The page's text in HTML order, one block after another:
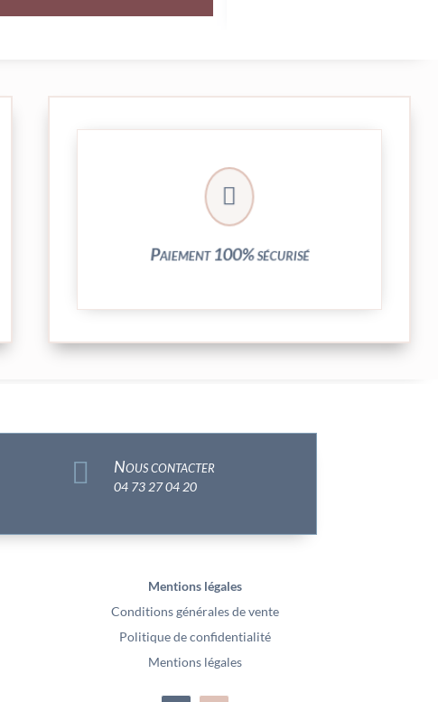

Paiement 100% sécurisé
Vos transactions par carte bancaire sont
entièrement sécurisées grâce au système
crypté de notre partenaire PayPlug.
 Nous contacter
04 73 27 04 20
Mentions légales
Conditions générales de vente
Politique de confidentialité
Mentions légales